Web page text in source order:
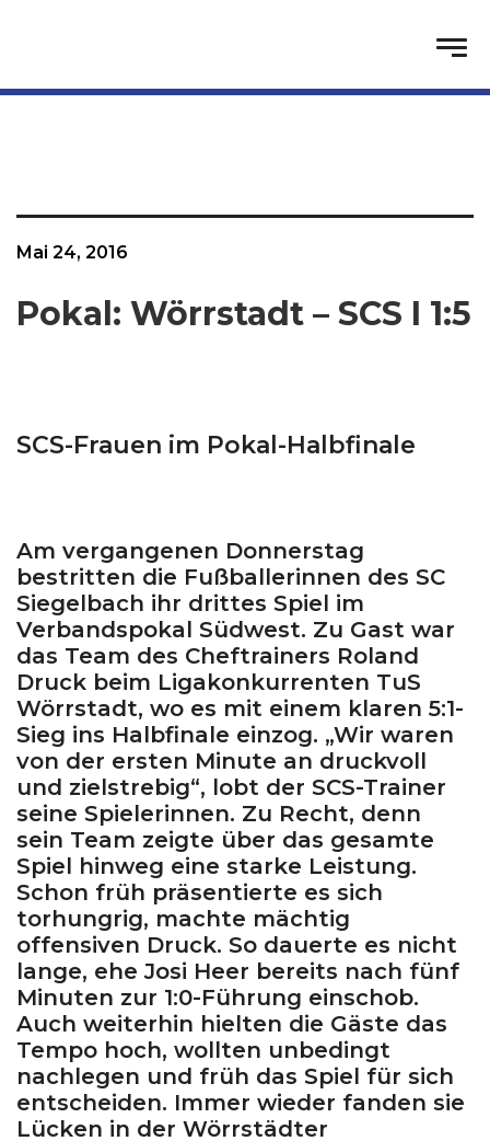
Mai 24, 2016
Pokal: Wörrstadt – SCS I 1:5
SCS-Frauen im Pokal-Halbfinale
Am vergangenen Donnerstag
bestritten die Fußballerinnen des SC
Siegelbach ihr drittes Spiel im
Verbandspokal Südwest. Zu Gast war
das Team des Cheftrainers Roland
Druck beim Ligakonkurrenten TuS
Wörrstadt, wo es mit einem klaren 5:1-
Sieg ins Halbfinale einzog. „Wir waren
von der ersten Minute an druckvoll
und zielstrebig“, lobt der SCS-Trainer
seine Spielerinnen. Zu Recht, denn
sein Team zeigte über das gesamte
Spiel hinweg eine starke Leistung.
Schon früh präsentierte es sich
torhungrig, machte mächtig
offensiven Druck. So dauerte es nicht
lange, ehe Josi Heer bereits nach fünf
Minuten zur 1:0-Führung einschob.
Auch weiterhin hielten die Gäste das
Tempo hoch, wollten unbedingt
nachlegen und früh das Spiel für sich
entscheiden. Immer wieder fanden sie
Lücken in der Wörrstädter